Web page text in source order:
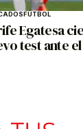
FÚTBOL
Egatesa
test ante